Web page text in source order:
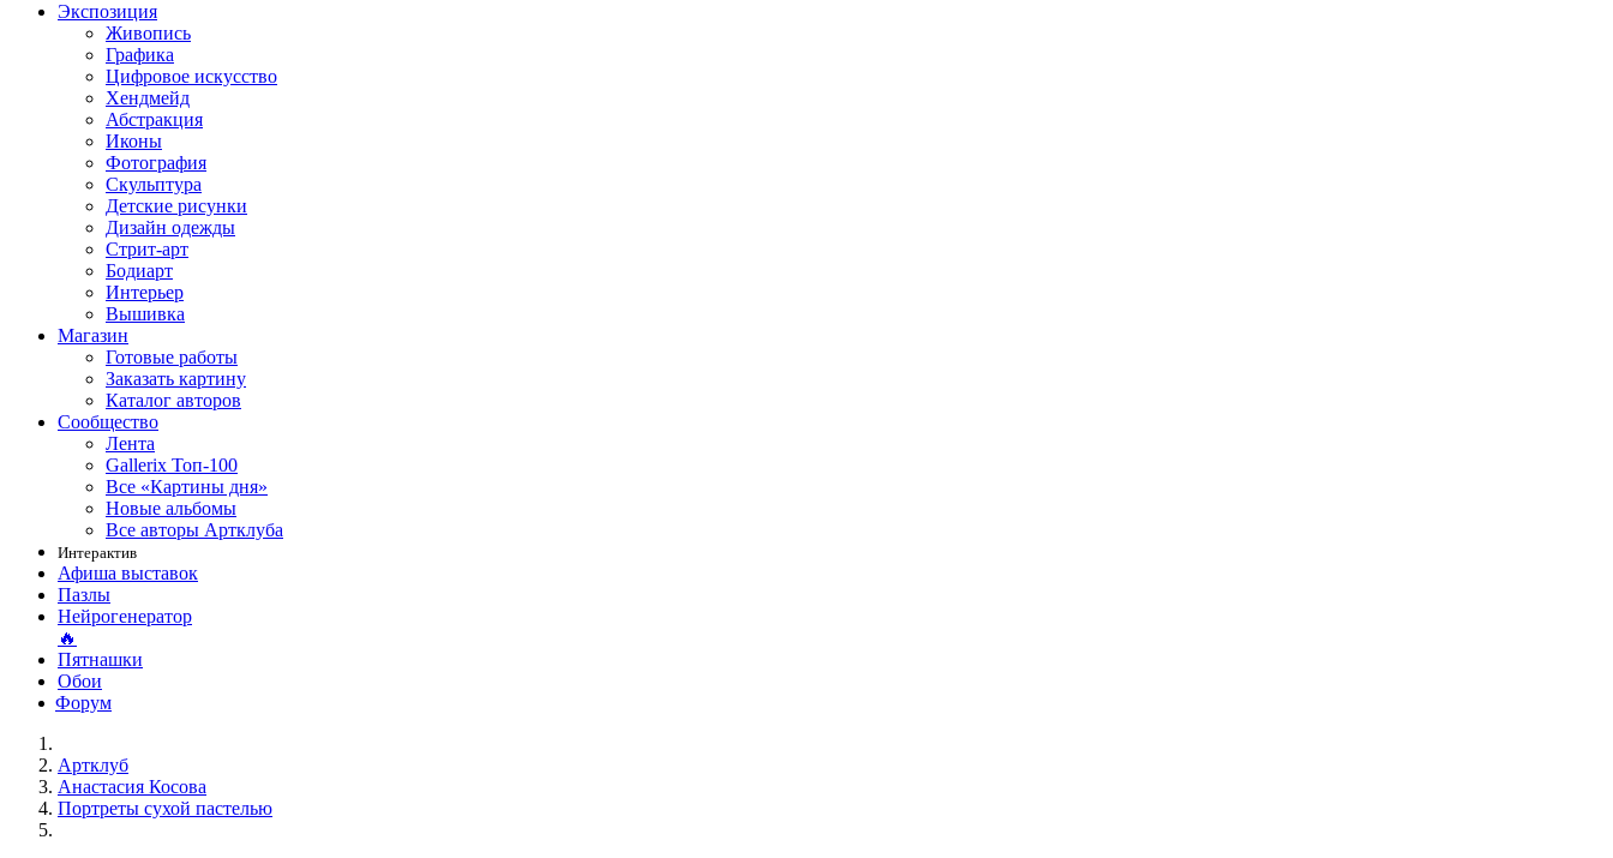
Экспозиция
Живопись
Графика
Цифровое искусство
Хендмейд
Абстракция
Иконы
Фотография
Скульптура
Детские рисунки
Дизайн одежды
Стрит-арт
Бодиарт
Интерьер
Вышивка
Магазин
Готовые работы
Заказать картину
Каталог авторов
Сообщество
Лента
Gallerix Топ-100
Все «Картины дня»
Новые альбомы
Все авторы Артклуба
Интерактив
Афиша выставок
Пазлы
Нейрогенератор
🔥
Пятнашки
Обои
Форум
Артклуб
Анастасия Косова
Портреты сухой пастелью